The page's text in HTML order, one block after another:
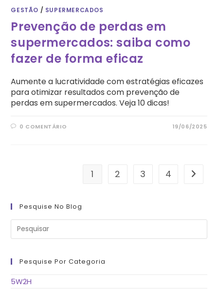
GESTÃO / SUPERMERCADOS
Prevenção de perdas em
supermercados: saiba como
fazer de forma eficaz
Aumente a lucratividade com estratégias eficazes
para otimizar resultados com prevenção de
perdas em supermercados. Veja 10 dicas!
0 COMENTÁRIO 19/06/2025
1 2 3 4 Ir para
Pesquise No Blog
Pesquise Por Categoria
5W2H